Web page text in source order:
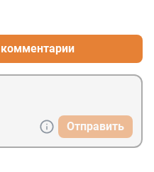
Отправить